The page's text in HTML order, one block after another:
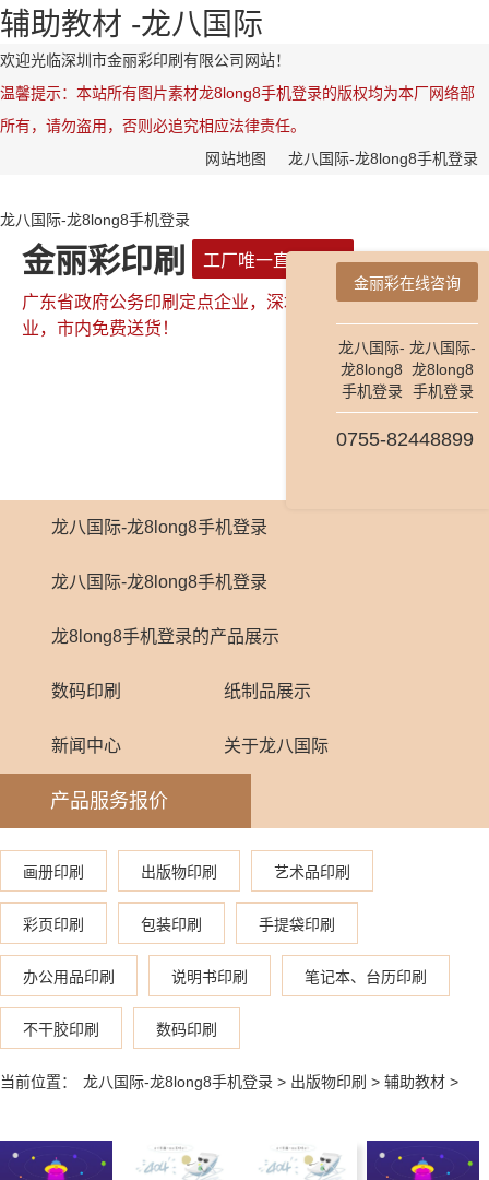
辅助教材 -龙八国际
欢迎光临深圳市金丽彩印刷有限公司网站！
温馨提示：本站所有图片素材龙8long8手机登录的版权均为本厂网络部
所有，请勿盗用，否则必追究相应法律责任。
网站地图
龙八国际-龙8long8手机登录
龙八国际-龙8long8手机登录
金丽彩印刷 工厂唯一直属网站
广东省政府公务印刷定点企业，深圳市政府公务印刷定点企
业，市内免费送货！
0755-82448899
龙八国际-龙8long8手机登录
龙八国际-龙8long8手机登录
龙8long8手机登录的产品展示
数码印刷 纸制品展示
新闻中心 关于龙八国际
产品服务报价
画册印刷 出版物印刷 艺术品印刷
彩页印刷 包装印刷 手提袋印刷
办公用品印刷 说明书印刷 笔记本、台历印刷
不干胶印刷 数码印刷
当前位置： 龙八国际-龙8long8手机登录 > 出版物印刷 > 辅助教材 >
金丽彩在线咨询
龙八国际-
龙8long8
手机登录
龙八国际-
龙8long8
手机登录
0755-82448899